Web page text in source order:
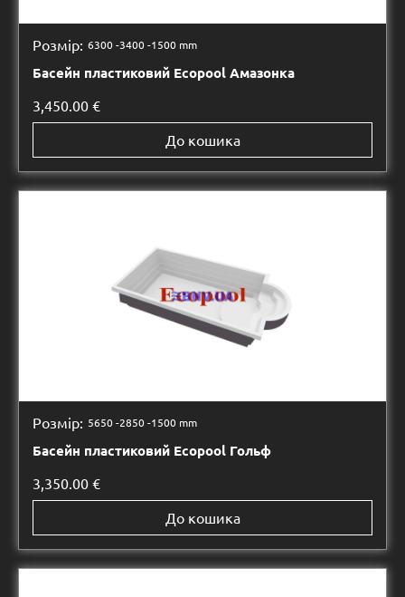
Розмір: 6300 -3400 -1500 mm
Басейн пластиковий Ecopool Амазонка
3,450.00 €
До кошика
Розмір: 5650 -2850 -1500 mm
Басейн пластиковий Ecopool Гольф
3,350.00 €
До кошика